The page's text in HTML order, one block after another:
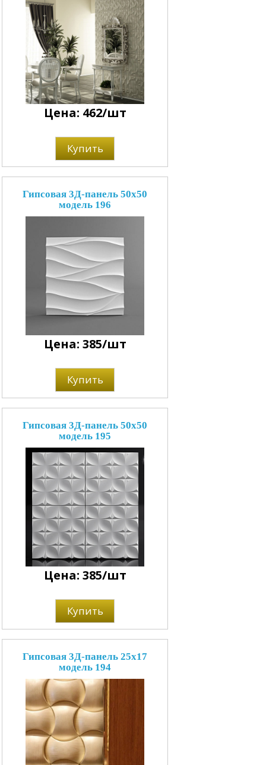
Цена: 462/шт
Купить
Гипсовая 3Д-панель 50x50
модель 196
Цена: 385/шт
Купить
Гипсовая 3Д-панель 50x50
модель 195
Цена: 385/шт
Купить
Гипсовая 3Д-панель 25x17
модель 194